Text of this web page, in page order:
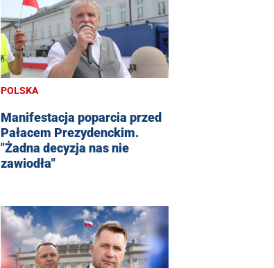
POLSKA
Manifestacja poparcia przed
Pałacem Prezydenckim.
"Żadna decyzja nas nie
zawiodła"